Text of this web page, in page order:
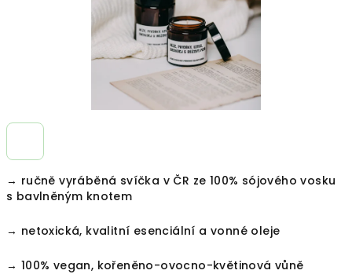
→ ručně vyráběná svíčka v ČR ze 100% sójového vosku
s bavlněným knotem
→ netoxická, kvalitní esenciální a vonné oleje
→ 100% vegan, kořeněno-ovocno-květinová vůně